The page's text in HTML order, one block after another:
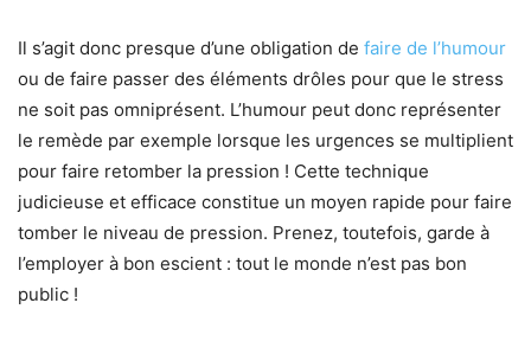
Il s’agit donc presque d’une obligation de faire de l’humour
ou de faire passer des éléments drôles pour que le stress
ne soit pas omniprésent. L’humour peut donc représenter
le remède par exemple lorsque les urgences se multiplient
pour faire retomber la pression ! Cette technique
judicieuse et efficace constitue un moyen rapide pour faire
tomber le niveau de pression. Prenez, toutefois, garde à
l’employer à bon escient : tout le monde n’est pas bon
public !